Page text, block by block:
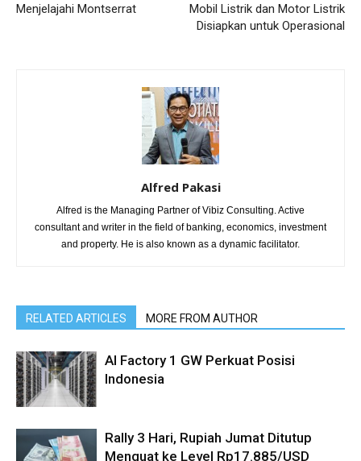
Menjelajahi Montserrat
Mobil Listrik dan Motor Listrik
Disiapkan untuk Operasional
Alfred Pakasi
Alfred is the Managing Partner of Vibiz Consulting. Active
consultant and writer in the field of banking, economics, investment
and property. He is also known as a dynamic facilitator.
RELATED ARTICLES MORE FROM AUTHOR
AI Factory 1 GW Perkuat Posisi
Indonesia
Rally 3 Hari, Rupiah Jumat Ditutup
Menguat ke Level Rp17.885/USD